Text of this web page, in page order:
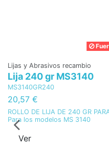
Lijas y Abrasivos recambio
Lija 240 gr MS3140
MS3140GR240
20,57 €
ROLLO DE LIJA DE 240 GR
Para los modelos MS 3140
Ver